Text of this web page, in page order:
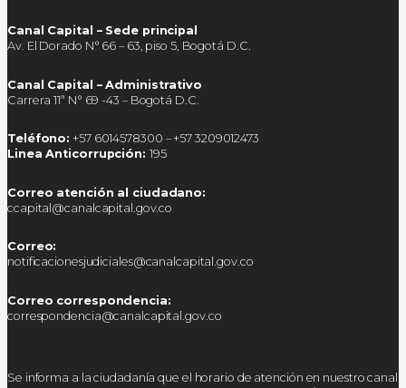
Canal Capital – Sede principal
Av. El Dorado N° 66 – 63, piso 5, Bogotá D.C.
Canal Capital – Administrativo
Carrera 11ª N° 69 -43 – Bogotá D.C.
Teléfono: +57 6014578300 – +57 3209012473
Linea Anticorrupción: 195
Correo atención al ciudadano:
ccapital@canalcapital.gov.co
Correo:
notificacionesjudiciales@canalcapital.gov.co
Correo correspondencia:
correspondencia@canalcapital.gov.co
Se informa a la ciudadanía que el horario de atención en nuestro canal